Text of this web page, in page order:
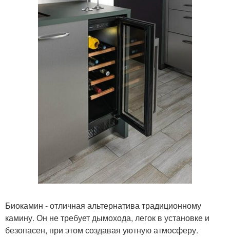
Биокамин - отличная альтернатива традиционному
камину. Он не требует дымохода, легок в установке и
безопасен, при этом создавая уютную атмосферу.